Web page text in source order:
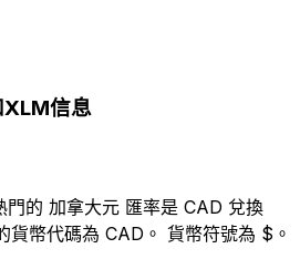
XLM信息
門的 加拿大元 匯率是 CAD 兌換
貨幣代碼為 CAD。 貨幣符號為 $。